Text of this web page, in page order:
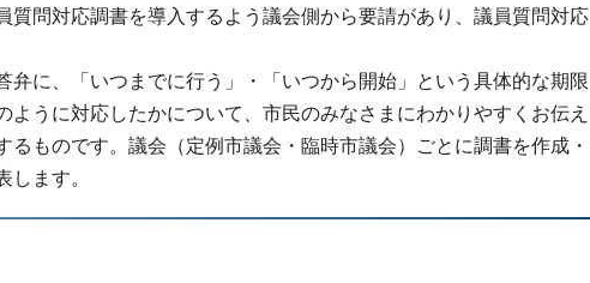
問対応調書を導入するよう議会側から要請があり、議員質問対応
に、「いつまでに行う」・「いつから開始」という具体的な期限
うに対応したかについて、市民のみなさまにわかりやすくお伝え
ものです。議会（定例市議会・臨時市議会）ごとに調書を作成・
ます。